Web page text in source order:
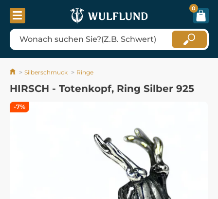
0
Silberschmuck Ringe
HIRSCH - Totenkopf, Ring Silber 925
-7%